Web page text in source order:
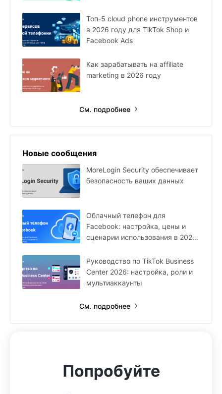
Топ-5 cloud phone инструментов
в 2026 году для TikTok Shop и
Facebook Ads
Как зарабатывать на affiliate
marketing в 2026 году
См. подробнее
Новые сообщения
MoreLogin Security обеспечивает
безопасность ваших данных
Облачный телефон для
Facebook: настройка, цены и
сценарии использования в 2026
Руководство по TikTok Business
Center 2026: настройка, роли и
мультиаккаунты
См. подробнее
Попробуйте